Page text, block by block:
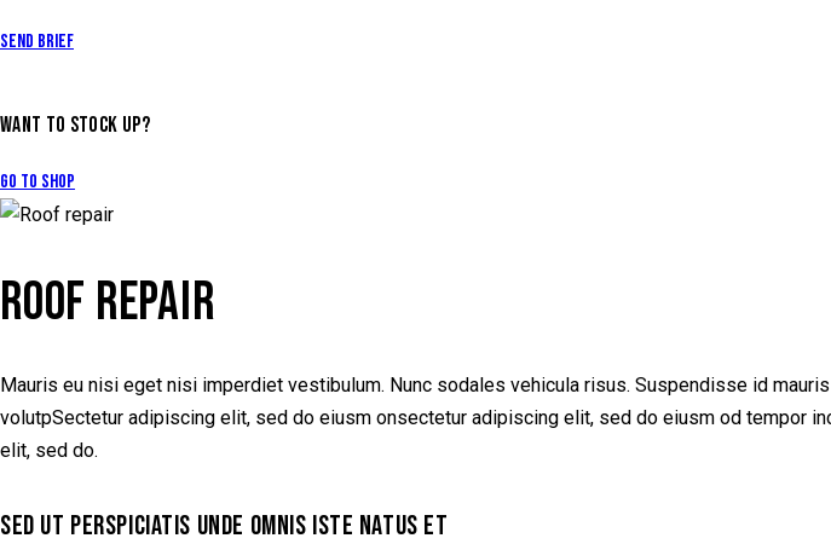
Send Brief
WANT TO STOCK UP?
Go to Shop
ROOF REPAIR
Mauris eu nisi eget nisi imperdiet vestibulum. Nunc sodales vehicula risus. Suspendisse id
volutpSectetur adipiscing elit, sed do eiusm onsectetur adipiscing elit, sed do eiusm od tempor
elit, sed do.
SED UT PERSPICIATIS UNDE OMNIS ISTE NATUS ET